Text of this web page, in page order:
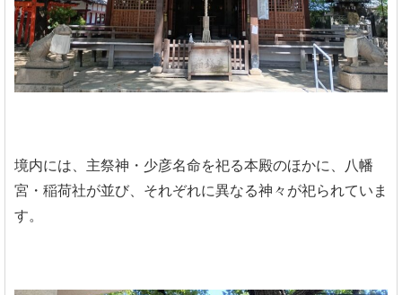
境内には、主祭神・少彦名命を祀る本殿のほかに、八幡
宮・稲荷社が並び、それぞれに異なる神々が祀られていま
す。